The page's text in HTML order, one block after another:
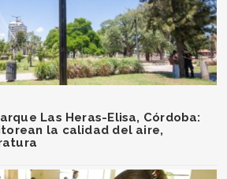
Las Heras-Elisa, Córdoba:
la calidad del aire,